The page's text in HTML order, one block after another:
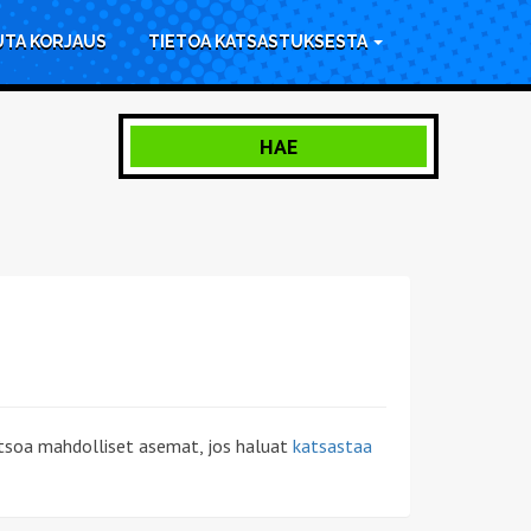
KORJAUS TIETOA KATSASTUKSESTA
HAE
mahdolliset asemat, jos haluat katsastaa